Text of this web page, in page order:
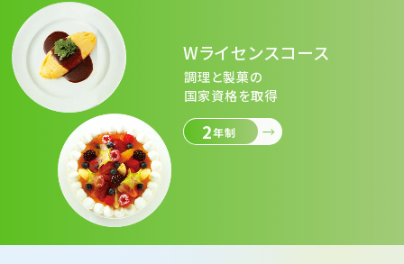
Wライセンスコース
調理と製菓の
国家資格を取得
2年制